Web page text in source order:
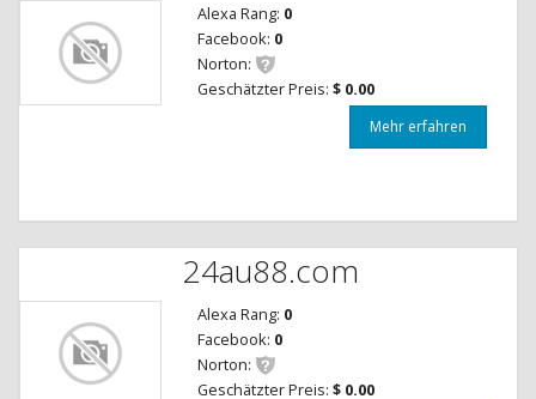
Alexa Rang: 0
Facebook: 0
Norton:
Geschätzter Preis: $ 0.00
Mehr erfahren
24au88.com
Alexa Rang: 0
Facebook: 0
Norton:
Geschätzter Preis: $ 0.00